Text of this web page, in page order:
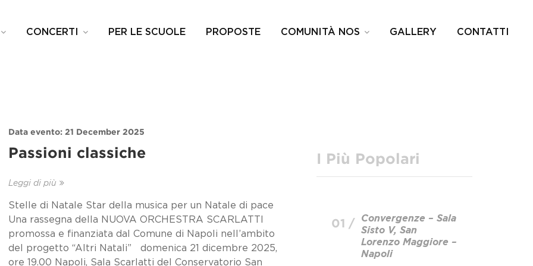
CONCERTI PER LE SCUOLE PROPOSTE COMUNITÀ NOS GALLERY CONTATTI
Data evento: 21 December 2025
Passioni classiche
Leggi di più
Stelle di Natale Star della musica per un Natale di pace
Una rassegna della NUOVA ORCHESTRA SCARLATTI
promossa e finanziata dal Comune di Napoli nell’ambito
del progetto “Altri Natali” domenica 21 dicembre 2025,
ore 19.00 Napoli, Sala Scarlatti del Conservatorio San
I Più Popolari
01 /
Convergenze – Sala
Sisto V, San
Lorenzo Maggiore –
Napoli